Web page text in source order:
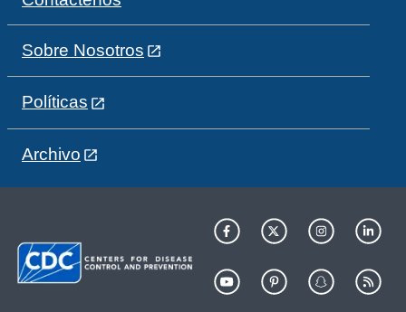
Sobre Nosotros
Políticas
Archivo